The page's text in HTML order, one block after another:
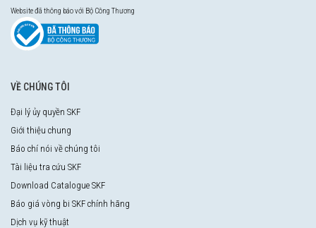
Website đã thông báo với Bộ Công Thương
VỀ CHÚNG TÔI
Đại lý ủy quyền SKF
Giới thiệu chung
Báo chí nói về chúng tôi
Tài liệu tra cứu SKF
Download Catalogue SKF
Báo giá vòng bi SKF chính hãng
Dịch vụ kỹ thuật